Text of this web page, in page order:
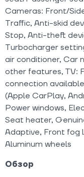
Cameras: Front/
Traffic, Anti-skid
Stop, Anti-theft
Turbocharger
air conditioner, Car
other features, TV:
connection
(Apple CarPlay,
Power windows,
Seat heater,
Adaptive, Front fog
Aluminum wheels
Обзор